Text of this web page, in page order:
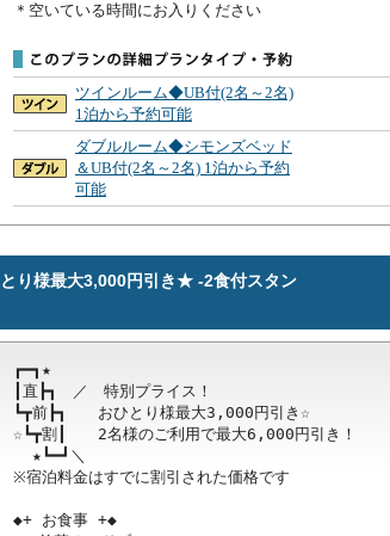
＊空いている時間にお入りください
ツインルーム◆UB付(2名～2名)
1泊から予約可能
ダブルルーム◆シモンズベッド
＆UB付(2名～2名) 1泊から予約
可能
り様最大3,000円引き★ -2食付スタン
┏━┓★
┃直┣┓　／　特別プライス！
┗┳前┣┓　　おひとり様最大3,000円引き☆
☆┗┳割┃　　2名様のご利用で最大6,000円引き！
※宿泊料金はすでに割引された価格です
◆+ お食事 +◆